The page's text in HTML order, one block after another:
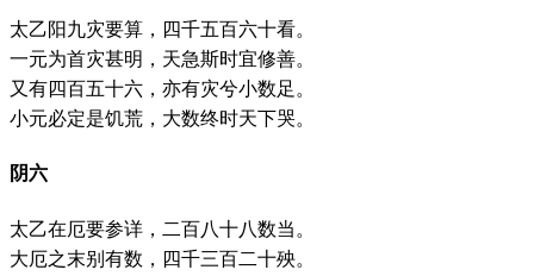
太乙阳九灾要算，四千五百六十看。
一元为首灾甚明，天急斯时宜修善。
又有四百五十六，亦有灾兮小数足。
小元必定是饥荒，大数终时天下哭。
阴六
太乙在厄要参详，二百八十八数当。
大厄之末别有数，四千三百二十殃。